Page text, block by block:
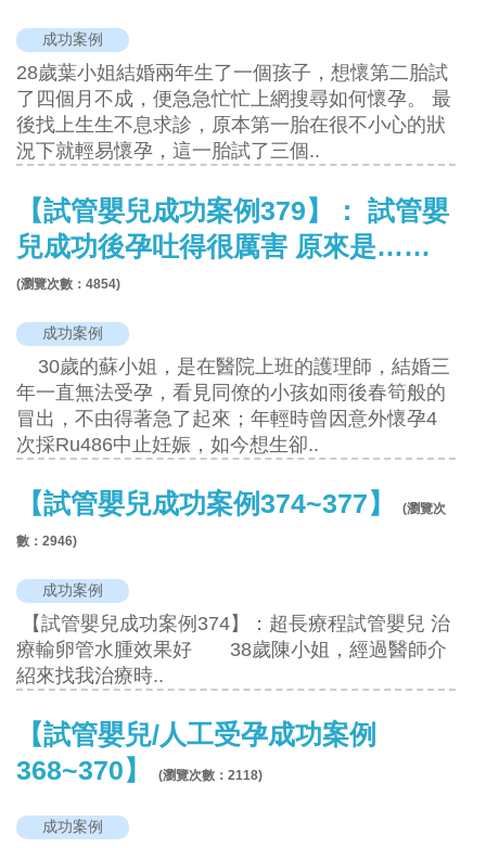
成功案例
28歲葉小姐結婚兩年生了一個孩子，想懷第二胎試
了四個月不成，便急急忙忙上網搜尋如何懷孕。 最
後找上生生不息求診，原本第一胎在很不小心的狀
況下就輕易懷孕，這一胎試了三個..
【試管嬰兒成功案例379】： 試管嬰
兒成功後孕吐得很厲害 原來是……
(瀏覽次數：4854)
成功案例
30歲的蘇小姐，是在醫院上班的護理師，結婚三
年一直無法受孕，看見同僚的小孩如雨後春筍般的
冒出，不由得著急了起來；年輕時曾因意外懷孕4
次採Ru486中止妊娠，如今想生卻..
【試管嬰兒成功案例374~377】 (瀏覽次
數：2946)
成功案例
【試管嬰兒成功案例374】：超長療程試管嬰兒 治
療輸卵管水腫效果好 38歲陳小姐，經過醫師介
紹來找我治療時..
【試管嬰兒/人工受孕成功案例
368~370】
(瀏覽次數：2118)
成功案例